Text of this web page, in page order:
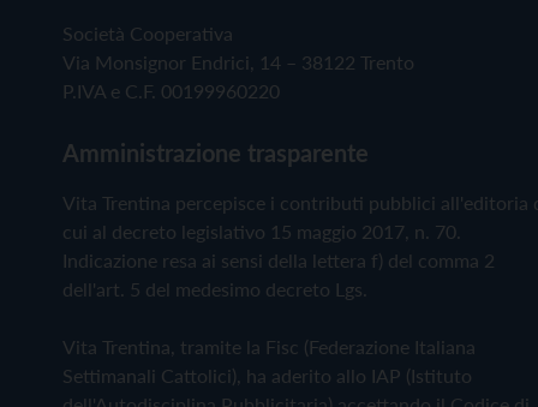
Società Cooperativa
Via Monsignor Endrici, 14 – 38122 Trento
P.IVA e C.F. 00199960220
Amministrazione trasparente
Vita Trentina percepisce i contributi pubblici all'editoria
cui al decreto legislativo 15 maggio 2017, n. 70.
Indicazione resa ai sensi della lettera f) del comma 2
dell'art. 5 del medesimo decreto Lgs.
Vita Trentina, tramite la Fisc (Federazione Italiana
Settimanali Cattolici), ha aderito allo IAP (Istituto